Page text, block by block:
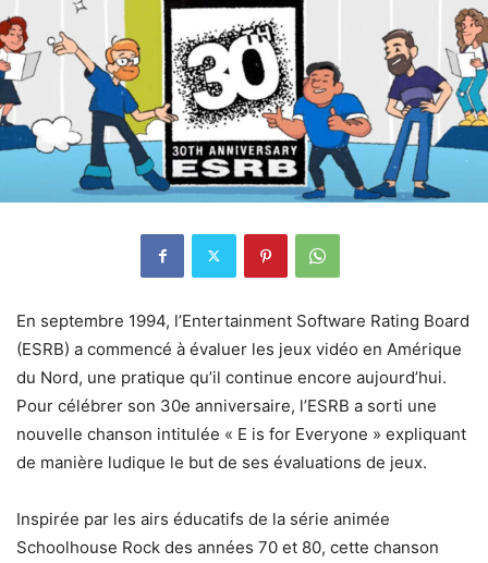
En septembre 1994, l’Entertainment Software Rating Board
(ESRB) a commencé à évaluer les jeux vidéo en Amérique
du Nord, une pratique qu’il continue encore aujourd’hui.
Pour célébrer son 30e anniversaire, l’ESRB a sorti une
nouvelle chanson intitulée « E is for Everyone » expliquant
de manière ludique le but de ses évaluations de jeux.
Inspirée par les airs éducatifs de la série animée
Schoolhouse Rock des années 70 et 80, cette chanson